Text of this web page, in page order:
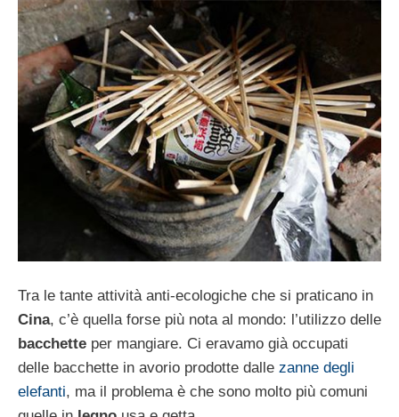
Tra le tante attività anti-ecologiche che si praticano in
Cina, c’è quella forse più nota al mondo: l’utilizzo delle
bacchette per mangiare. Ci eravamo già occupati
delle bacchette in avorio prodotte dalle zanne degli
elefanti, ma il problema è che sono molto più comuni